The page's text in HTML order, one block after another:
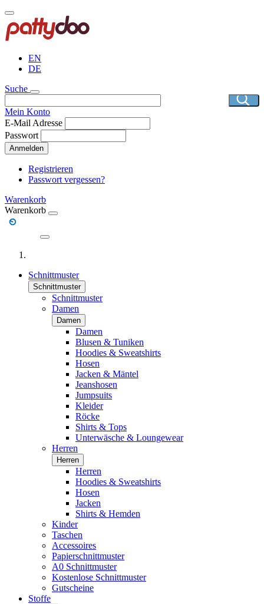
Direkt
zum
Inhalt
EN
DE
Suche
Mein Konto
E-Mail Adresse
Passwort
Anmelden
Registrieren
Passwort vergessen?
Warenkorb
Warenkorb
Schnittmuster
Schnittmuster
Schnittmuster
Damen
Damen
Damen
Blusen & Tuniken
Hoodies & Sweatshirts
Hosen
Jacken & Mäntel
Jeanshosen
Jumpsuits
Kleider
Röcke
Shirts & Tops
Unterwäsche & Loungewear
Herren
Herren
Herren
Hoodies & Sweatshirts
Hosen
Jacken
Shirts & Hemden
Kinder
Taschen
Accessoires
Papierschnittmuster
A0 Schnittmuster
Kostenlose Schnittmuster
Gutscheine
Stoffe